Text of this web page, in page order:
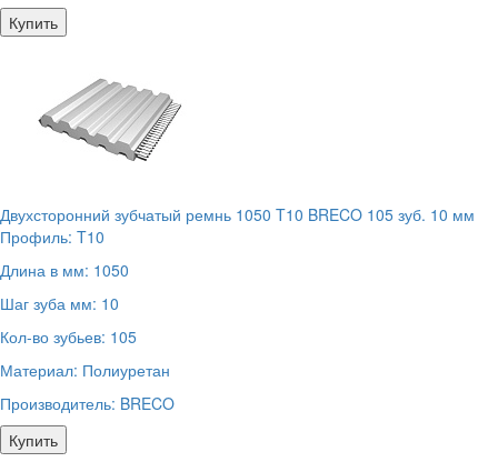
Купить
Двухсторонний зубчатый ремнь 1050 T10 BRECO 105 зуб. 10 мм
Профиль: T10
Длина в мм: 1050
Шаг зуба мм: 10
Кол-во зубьев: 105
Материал: Полиуретан
Производитель: BRECO
Купить